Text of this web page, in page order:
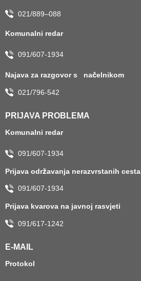
021/889–088
Komunalni redar
091/607-1934
Najava za razgovor s načelnikom
021/796-542
PRIJAVA PROBLEMA
Komunalni redar
091/607-1934
Prijava održavanja nerazvrstanih cesta
091/607-1934
Prijava kvarova na javnoj rasvjeti
091/617-1242
E-MAIL
Protokol